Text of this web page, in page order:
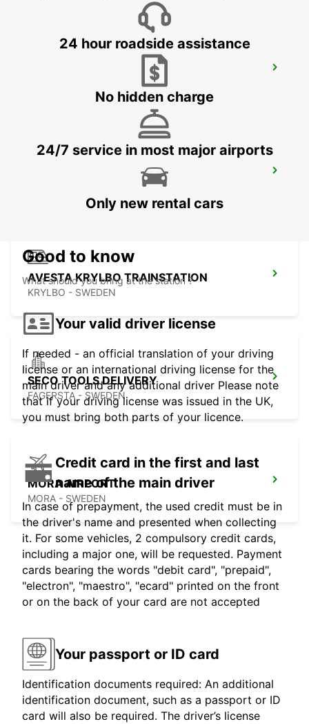
AVESTA KRYLBO TRAINSTATION
KRYLBO - SWEDEN
SECO TOOLS DELIVERY
FAGERSTA - SWEDEN
MORA AIRPORT
MORA - SWEDEN
24 hour roadside assistance
No hidden charge
24/7 service in most major airports
Only new rental cars
Good to know
What should you bring at the station ?
Your valid driver license
If needed - an official translation of your driving
license or an international driving license for the
main driver and any additional driver Please note
that if your driving license was issued in the UK,
you must bring both parts of your licence.
Credit card in the first and last
name of the main driver
In case of prepayment, the used credit must be in
the driver's name and presented when collecting
it. For some vehicles, 2 compulsory credit cards,
including a major one, will be requested. Payment
cards bearing the words "debit card", "prepaid",
"electron", "maestro", "ecard" printed on the front
or on the back of your card are not accepted
Your passport or ID card
Identification documents required: An additional
identification document, such as a passport or ID
card will also be required. The driver’s license